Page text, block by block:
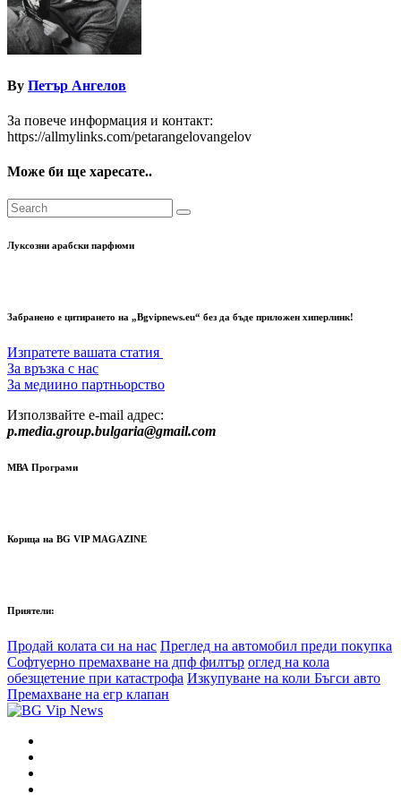
By Петър Ангелов
За повече информация и контакт:
https://allmylinks.com/petarangelovangelov
Може би ще харесате..
Луксозни арабски парфюми
Забранено е цитирането на „Bgvipnews.eu“ без да бъде приложен хиперлинк!
Изпратете вашата статия
За връзка с нас
За медиино партньорство
Използвайте e-mail адрес:
p.media.group.bulgaria@gmail.com
МВА Програми
Корица на BG VIP MAGAZINE
Приятели:
Продай колата си на нас Преглед на автомобил преди покупка
Софтуерно премахване на дпф филтър оглед на кола
обезщетение при катастрофа Изкупуване на коли Бъгси авто
Премахване на егр клапан